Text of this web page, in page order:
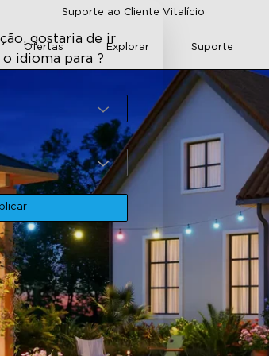
Suporte ao Cliente Vitalício
Ofertas Explorar Suporte
gostaria de ir
idioma para ?